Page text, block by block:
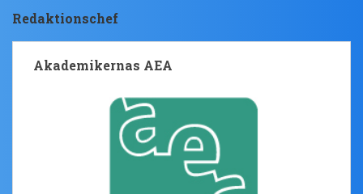
Redaktionschef
Akademikernas AEA